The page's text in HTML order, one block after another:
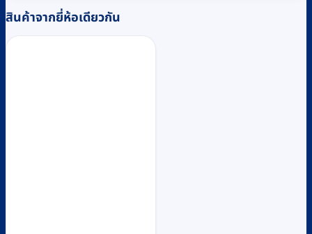
สินค้าจากยี่ห้อเดียวกัน